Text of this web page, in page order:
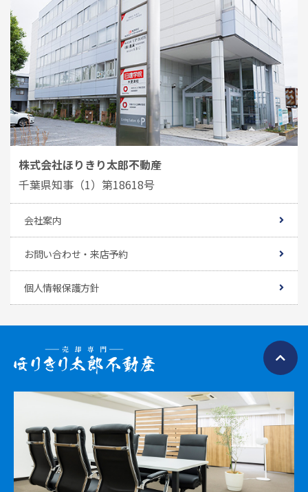
株式会社ほりきり太郎不動産
千葉県知事（1）第18618号
会社案内
お問い合わせ・来店予約
個人情報保護方針